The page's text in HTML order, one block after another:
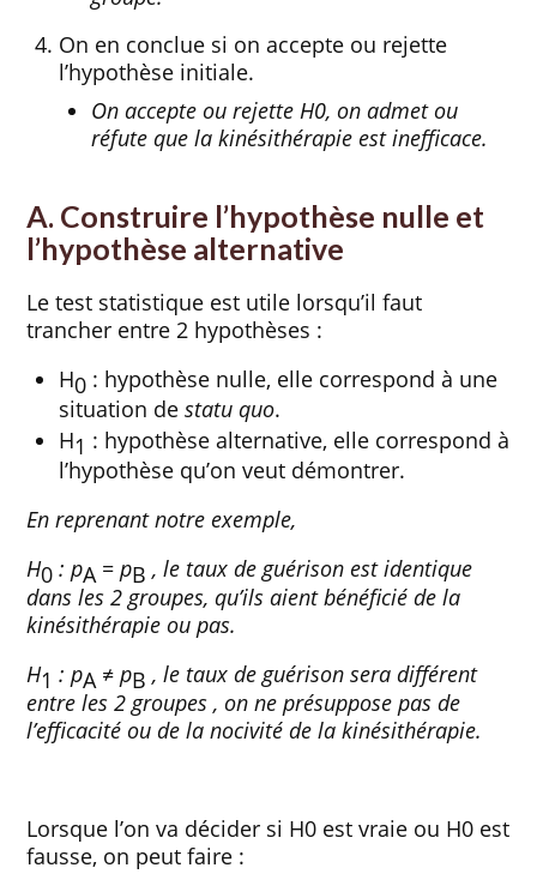
On en conclue si on accepte ou rejette
l’hypothèse initiale.
On accepte ou rejette H0, on admet ou
réfute que la kinésithérapie est inefficace.
A. Construire l’hypothèse nulle et
l’hypothèse alternative
Le test statistique est utile lorsqu’il faut
trancher entre 2 hypothèses :
H0 : hypothèse nulle, elle correspond à une
situation destatu quo.
H1 : hypothèse alternative, elle correspond à
l’hypothèse qu’on veut démontrer.
En reprenant notre exemple,
H0 : pA = pB , le taux de guérison est identique
dans les 2 groupes, qu’ils aient bénéficié de la
kinésithérapie ou pas.
H1 : pA ≠ pB , le taux de guérison sera différent
entre les 2 groupes , on ne présuppose pas de
l’efficacité ou de la nocivité de la kinésithérapie.
Lorsque l’on va décider si H0 est vraie ou H0 est
fausse, on peut faire :